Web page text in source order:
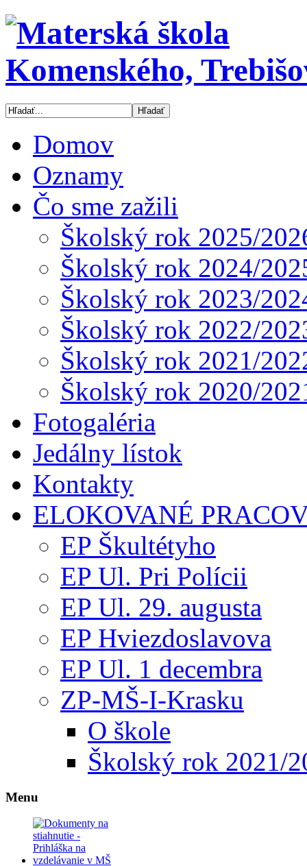
Domov
Oznamy
Čo sme zažili
Školský rok 2025/
Školský rok 2024/
Školský rok 2023/
Školský rok 2022/
Školský rok 2021/
Školský rok 2020/
Fotogaléria
Jedálny lístok
Kontakty
ELOKOVANÉ
EP Škultétyho
EP Ul. Pri Polícii
EP Ul. 29. augusta
EP Hviezdoslavova
EP Ul. 1 decembra
ZP-MŠ-I-Krasku
O škole
Školský rok 2021/
Menu